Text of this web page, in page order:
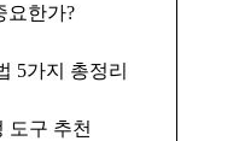
요한가?
5가지 총정리
도구 추천